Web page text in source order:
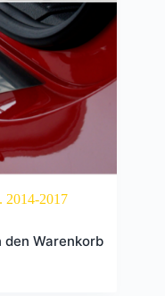
2014-2017
den Warenkorb